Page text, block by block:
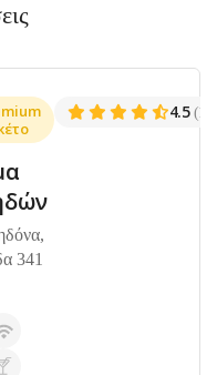
341
4.5